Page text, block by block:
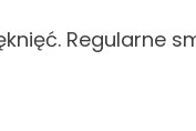
Regularne